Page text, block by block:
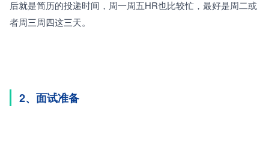
后就是简历的投递时间，周一周五HR也比较忙，最好是周二或
者周三周四这三天。
2、面试准备